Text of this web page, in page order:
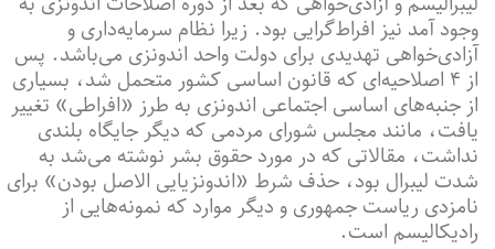
وجود آمد نیز افراط‌گرایی بود. زیرا نظام سرمایه‌داری و
آزادی‌‌خواهی تهدیدی برای دولت واحد اندونزی می‌باشد. پس
از ۴ اصلاحیه‌ای که قانون اساسی کشور متحمل شد،‌ بسیاری
از جنبه‌های اساسی اجتماعی اندونزی به طرز «افراطی» تغییر
یافت، مانند مجلس شورای مردمی که دیگر جایگاه بلندی
نداشت، مقالاتی که در مورد حقوق بشر نوشته می‌شد به
شدت لیبرال بود، حذف شرط «اندونزیایی الاصل بودن» برای
نامزدی ریاست جمهوری و دیگر موارد که نمونه‌هایی از
رادیکالیسم است.